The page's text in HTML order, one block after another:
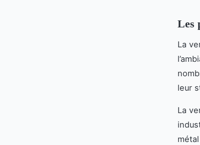
Les
La
leur
La